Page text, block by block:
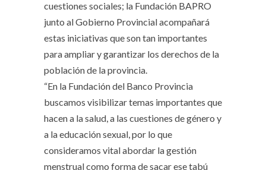
cuestiones sociales; la Fundación BAPRO
junto al Gobierno Provincial acompañará
estas iniciativas que son tan importantes
para ampliar y garantizar los derechos de la
población de la provincia.
“En la Fundación del Banco Provincia
buscamos visibilizar temas importantes que
hacen a la salud, a las cuestiones de género y
a la educación sexual, por lo que
consideramos vital abordar la gestión
menstrual como forma de sacar ese tabú